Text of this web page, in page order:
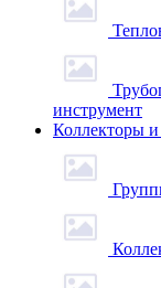
инструмент
Коллекторы